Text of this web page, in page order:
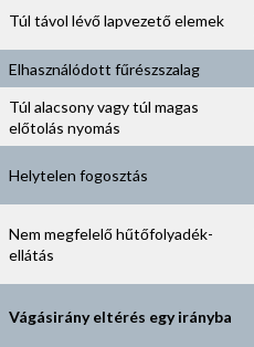
Túl távol lévő lapvezető elemek
Elhasználódott fűrészszalag
Túl alacsony vagy túl magas
előtolás nyomás
Helytelen fogosztás
Nem megfelelő hűtőfolyadék-
ellátás
Vágásirány eltérés egy irányba